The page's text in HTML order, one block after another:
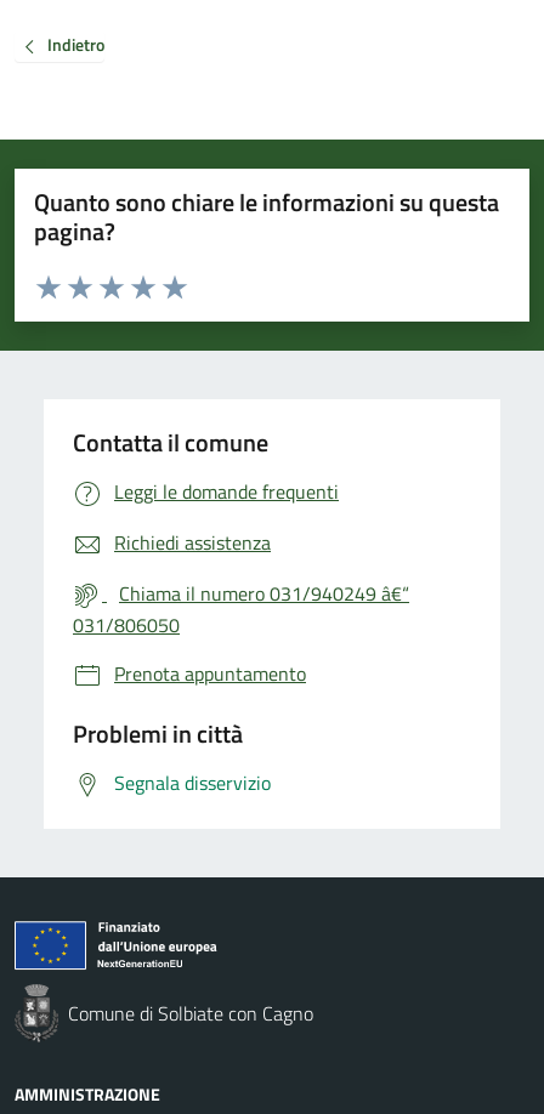
Indietro
Quanto sono chiare le informazioni su questa
pagina?
Valuta da 1 a 5 stelle la pagina
Valuta 5 stelle su 5
Valuta 4 stelle su 5
Valuta 3 stelle su 5
Valuta 2 stelle su 5
Valuta 1 stelle su 5
Contatta il comune
Leggi le domande frequenti
Richiedi assistenza
Chiama il numero 031/940249 â€“
031/806050
Prenota appuntamento
Problemi in città
Segnala disservizio
Comune di Solbiate con Cagno
AMMINISTRAZIONE